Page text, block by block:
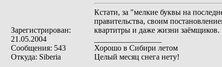
Зарегистрирован:
21.05.2004
Сообщения: 543
Откуда: Siberia
Кстати, за "мелкие буквы на
правительства, своим
квартитры и даже жизни
Хорошо в Сибири летом
Целый месяц снега нету!